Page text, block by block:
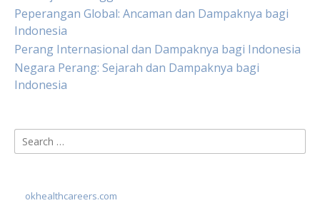
Peperangan Global: Ancaman dan Dampaknya bagi
Indonesia
Perang Internasional dan Dampaknya bagi Indonesia
Negara Perang: Sejarah dan Dampaknya bagi
Indonesia
Search
for:
okhealthcareers.com